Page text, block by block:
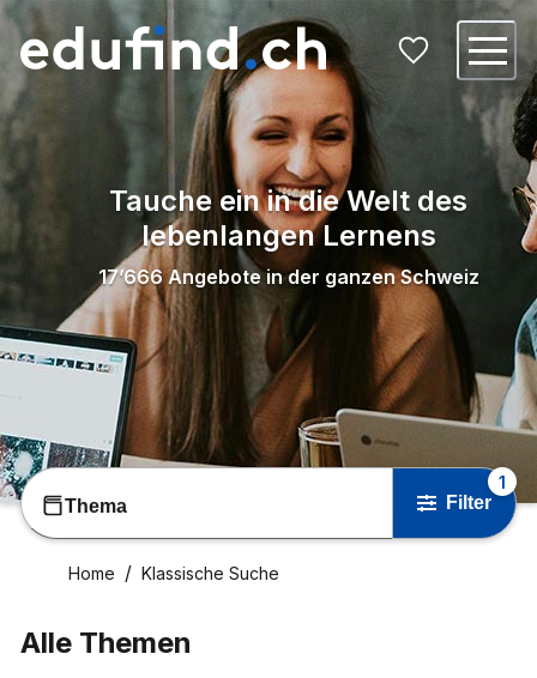
Tauche ein in die Welt des
lebenlangen Lernens
17’666 Angebote in der ganzen Schweiz
Thema Filter
1
Home Klassische Suche
Alle Themen